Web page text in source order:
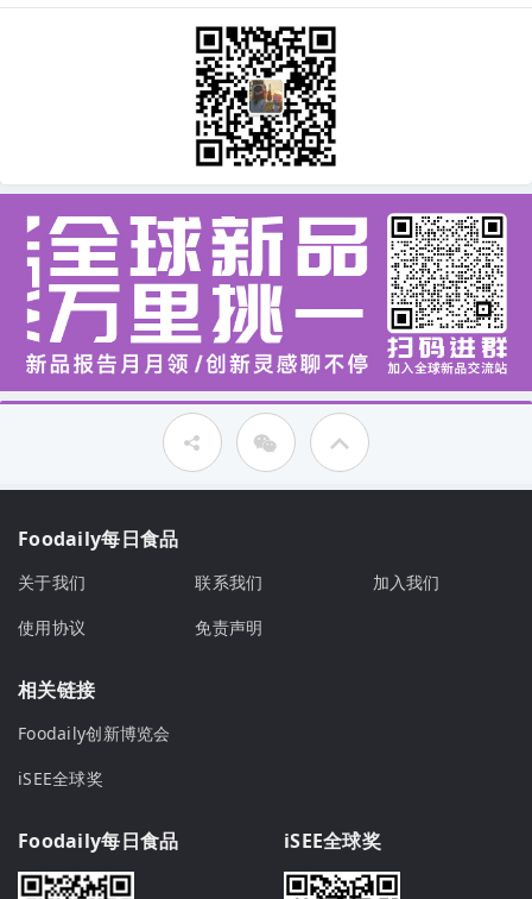
Foodaily每日食品
关于我们 联系我们
加入我们
使用协议
免责声明
相关链接
Foodaily创新博览会
iSEE全球奖
Foodaily每日食品 iSEE全球奖